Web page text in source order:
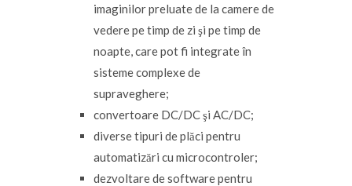
imaginilor preluate de la camere de
vedere pe timp de zi şi pe timp de
noapte, care pot fi integrate în
sisteme complexe de
supraveghere;
convertoare DC/DC şi AC/DC;
diverse tipuri de plăci pentru
automatizări cu microcontroler;
dezvoltare de software pentru